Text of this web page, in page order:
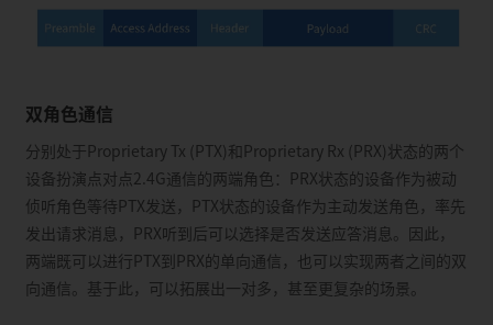
双角色通信
分别处于Proprietary Tx (PTX)和Proprietary Rx (PRX)状态的两个
设备扮演点对点2.4G通信的两端角色：PRX状态的设备作为被动
侦听角色等待PTX发送，PTX状态的设备作为主动发送角色，率先
发出请求消息，PRX听到后可以选择是否发送应答消息。因此，
两端既可以进行PTX到PRX的单向通信，也可以实现两者之间的双
向通信。基于此，可以拓展出一对多，甚至更复杂的场景。